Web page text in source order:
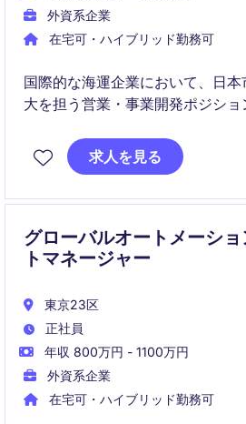
外資系企業
在宅可・ハイブリッド勤務可
国際的な海運企業において、日
大を担う営業・事業開発ポジシ
長に貢献していただきます。
求人を見る
グローバルオートメーシ
トマネージャー
東京23区
正社員
年収 800万円 - 1100万円
外資系企業
在宅可・ハイブリッド勤務可